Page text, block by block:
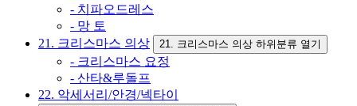
- 치파오드레스
- 망 토
21. 크리스마스 의상
21. 크리스마스 의상 하위분류 열기
- 크리스마스 요정
- 산타&루돌프
22. 악세서리/안경/넥타이